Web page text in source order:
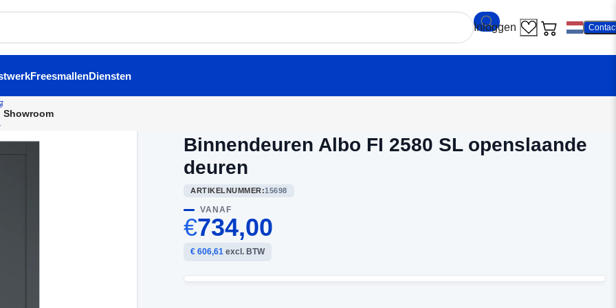
FreesmallenDiensten
Showroom
Binnendeuren Albo FI 2580 SL openslaande
deuren
ARTIKELNUMMER:15698
VANAF
€734,00
€ 606,61 excl. BTW